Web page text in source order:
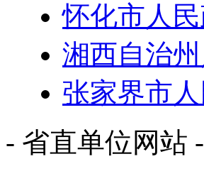
怀化市人
湘西自治
张家界市
- 省直单位网站 -